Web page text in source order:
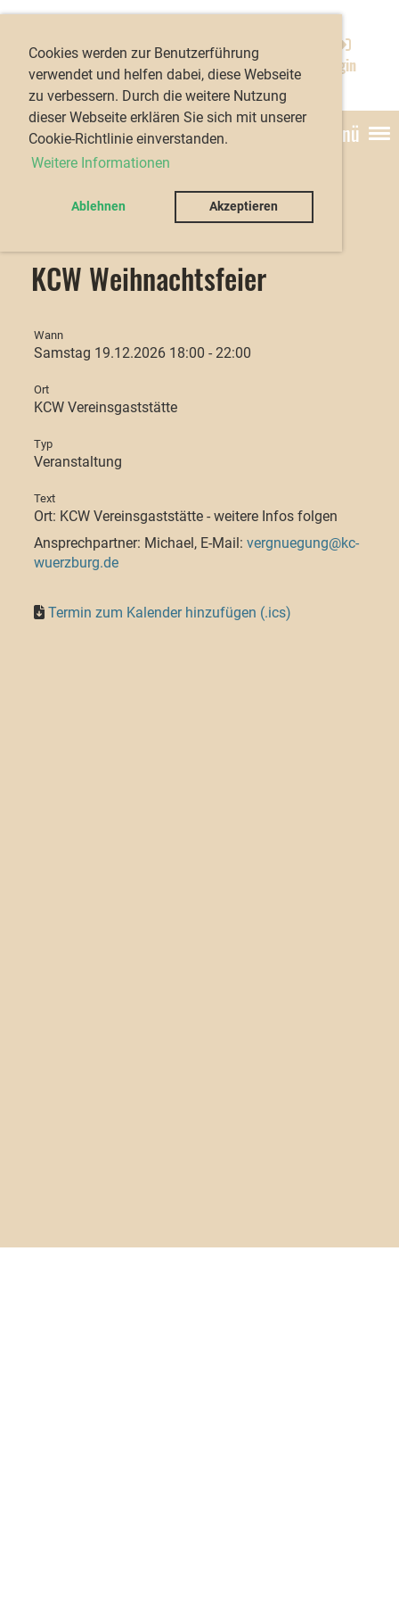
Cookies werden zur Benutzerführung
verwendet und helfen dabei, diese Webseite
zu verbessern. Durch die weitere Nutzung
dieser Webseite erklären Sie sich mit unserer
Cookie-Richtlinie einverstanden.
Weitere Informationen
Ablehnen Akzeptieren
e.V.
Login
Menü
Zurück
KCW Weihnachtsfeier
Wann
Samstag 19.12.2026 18:00 - 22:00
Ort
KCW Vereinsgaststätte
Typ
Veranstaltung
Text
Ort: KCW Vereinsgaststätte - weitere Infos folgen
Ansprechpartner: Michael, E-Mail: vergnuegung@kc-
wuerzburg.de
Termin zum Kalender hinzufügen (.ics)